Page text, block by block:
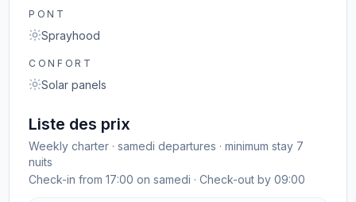
PONT
Sprayhood
CONFORT
Solar panels
Liste des prix
Weekly charter · samedi departures · minimum stay 7
nuits
Check-in from 17:00 on samedi · Check-out by 09:00